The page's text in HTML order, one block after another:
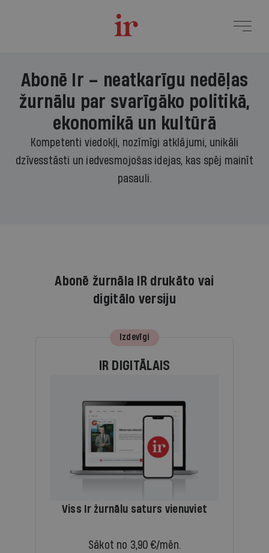
Abonē Ir – neatkarīgu nedēļas
žurnālu par svarīgāko politikā,
ekonomikā un kultūrā
Kompetenti viedokļi, nozīmīgi atklājumi, unikāli
dzīvesstāsti un iedvesmojošas idejas, kas spēj mainīt
pasauli.
Abonē žurnāla IR drukāto vai
digitālo versiju
Izdevīgi
IR DIGITĀLAIS
Viss Ir žurnālu saturs vienuviet
Sākot no 3,90 €/mēn.